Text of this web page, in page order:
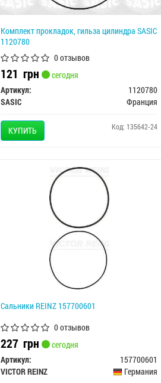
Комплект прокладок, гильза цилиндра SASIC
1120780
0 отзывов
121грн
сегодня
Артикул:
1120780
SASIC
Франция
КУПИТЬ Код: 135642-24
Сальники REINZ 157700601
0 отзывов
227грн
сегодня
Артикул:
157700601
VICTOR REINZ
Германия